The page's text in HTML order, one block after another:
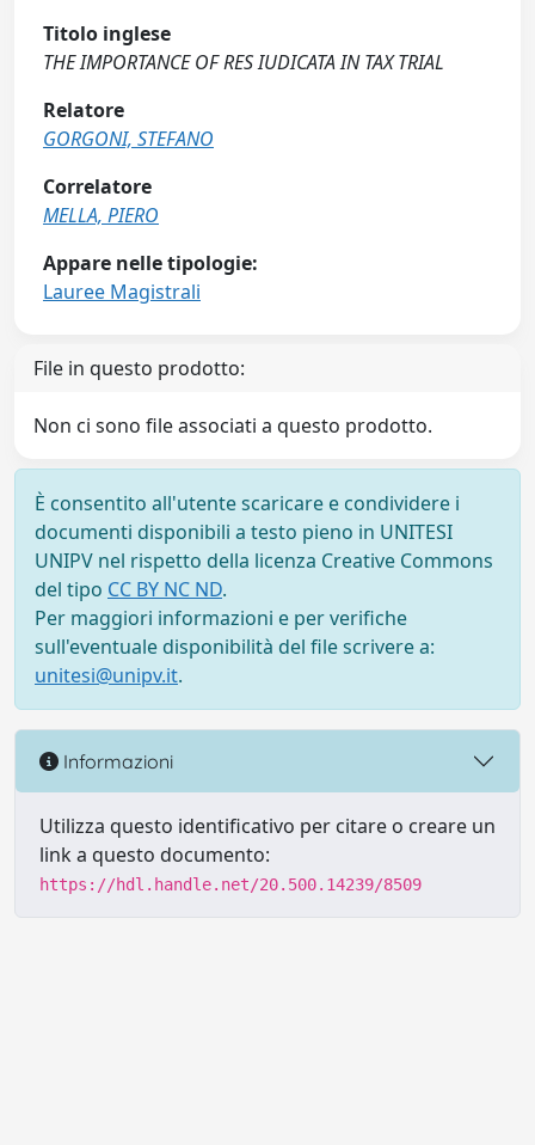
Titolo inglese
THE IMPORTANCE OF RES IUDICATA IN TAX TRIAL
Relatore
GORGONI, STEFANO
Correlatore
MELLA, PIERO
Appare nelle tipologie:
Lauree Magistrali
File in questo prodotto:
Non ci sono file associati a questo prodotto.
È consentito all'utente scaricare e condividere i
documenti disponibili a testo pieno in UNITESI
UNIPV nel rispetto della licenza Creative Commons
del tipo CC BY NC ND.
Per maggiori informazioni e per verifiche
sull'eventuale disponibilità del file scrivere a:
unitesi@unipv.it.
Informazioni
Utilizza questo identificativo per citare o creare un
link a questo documento:
https://hdl.handle.net/20.500.14239/8509